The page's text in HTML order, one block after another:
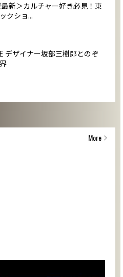
新＞カルチャー好き必見！東
クショ...
デザイナー坂部三樹郎とのぞ
More